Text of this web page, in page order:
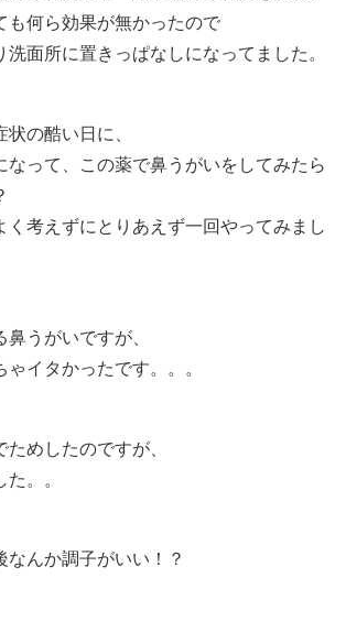
も何ら効果が無かったので
洗面所に置きっぱなしになってました。
の酷い日に、
なって、この薬で鼻うがいをしてみたら
く考えずにとりあえず一回やってみまし
うがいですが、
ゃイタかったです。。。
めしたのですが、
。。
なんか調子がいい！？